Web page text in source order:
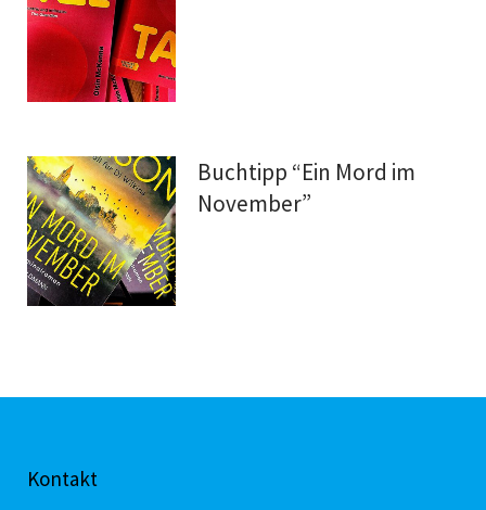
Buchtipp “Ein Mord im
November”
Kontakt